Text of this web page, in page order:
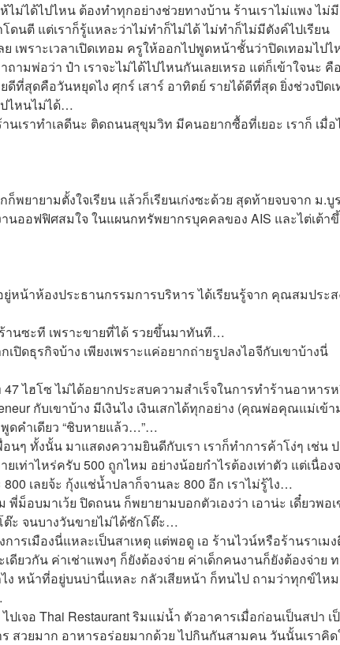
ม่ได้ไปไหน ต้องทำทุกอย่างช่วยทางบ้าน ร้านเราไม่แพง ไม่
นตี แต่เราก็รู้แหละว่าไม่ทำก็ไม่ได้ ไม่ทำก็ไม่มีตังค์ไปเรียน
เพราะเวลาเปิดเทอม ครูให้ออกไปพูดหน้าชั้นว่าปิดเทอมไปไ
ามพ่อว่า ป๋า เราจะไม่ได้ไปไหนกันเลยเหรอ แต่ก็เข้าใจนะ คื
ที่สุดคือวันหยุดไง ศุกร์ เสาร์ อาทิตย์ รายได้ดีที่สุด ยิ่งช่วงปิด
ไหนไม่ได้…
นเราทำเลดีนะ ติดถนนสุขุมวิท มีคนอยากซื้อที่เยอะ เราก็ เมื่อ
ยายามตั้งใจเรียน แล้วก็เรียนเก่งซะด้วย สุดท้ายจบจาก ม.บู
นออฟฟิศสมใจ ในแผนกทรัพยากรบุคคลของ AIS และไต่เต้า
หน้าห้องประธานกรรมการบริหาร ได้เรียนรู้จาก คุณสมประ
านซะที เพราะขายที่ได้ รวยขึ้นมาทันที…
ปิดธุรกิจบ้าง เพียงเพราะแค่อยากถ่ายรูปลงไอจีกับเขาบ้างนี่
47 ไฮโซ ไม่ได้อยากประสบความสำเร็จในการทำร้านอาหาร
กับเขาบ้าง มีเงินไง เงินเสกได้ทุกอย่าง (คุณพ่อคุณแม่เข้า
ดคำเดียว “ชิบหายแล้ว…”…
นๆ ทั้งนั้น มาแสดงความยินดีกับเรา เราก็ทำการค้าโง่ๆ เช่น
เท่าไหร่ครับ 500 ถูกไหม อย่างน้อยกำไรต้องเท่าตัว แต่เนื่อง
เลยจ้ะ กุ้งแช่น้ำปลาก็จานละ 800 อีก เราไม่รู้ไง…
ม็อบมาเว้ย ปิดถนน ก็พยายามบอกตัวเองว่า เอาน่ะ เดี๋ยวพอ
ต๊ะ จนบางวันขายไม่ได้ซักโต๊ะ…
ารเมืองนี่แหละเป็นสาเหตุ แต่พอดู เอ ร้านไวน์หรือร้านราเม
ยวกัน ค่าเช่าแพงๆ ก็ยังต้องจ่าย ค่าเด็กคนงานก็ยังต้องจ่าย
หน้าที่อยู่บนบ่านี่แหละ กลัวเสียหน้า ก็ทนไป ถามว่าทุกข์ไห
ปเจอ Thai Restaurant ริมแม่น้ำ ตัวอาคารเมื่อก่อนเป็นสปา เ
สวยมาก อาหารอร่อยมากด้วย ไปกินกันสามคน วันนั้นเราคิ